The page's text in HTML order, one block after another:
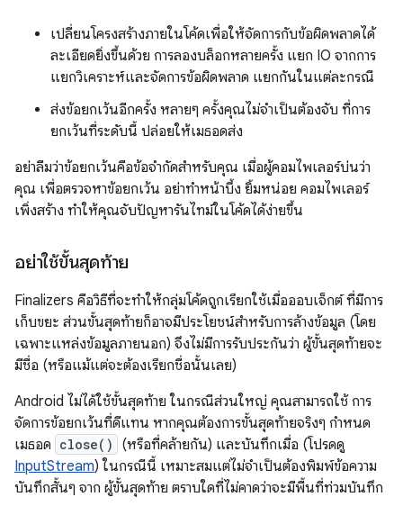
เปลี่ยนโครงสร้างภายในโค้ดเพื่อให้จัดการกับข้อผิดพลาดได้
ละเอียดยิ่งขึ้นด้วย การลองบล็อกหลายครั้ง แยก IO จากการ
แยกวิเคราะห์และจัดการข้อผิดพลาด แยกกันในแต่ละกรณี
ส่งข้อยกเว้นอีกครั้ง หลายๆ ครั้งคุณไม่จำเป็นต้องจับ ที่การ
ยกเว้นที่ระดับนี้ ปล่อยให้เมธอดส่ง
อย่าลืมว่าข้อยกเว้นคือข้อจำกัดสำหรับคุณ เมื่อผู้คอมไพเลอร์บ่นว่า
คุณ เพื่อตรวจหาข้อยกเว้น อย่าทำหน้าบึ้ง ยิ้มหน่อย คอมไพเลอร์
เพิ่งสร้าง ทำให้คุณจับปัญหารันไทม์ในโค้ดได้ง่ายขึ้น
อย่าใช้ขั้นสุดท้าย
Finalizers คือวิธีที่จะทําให้กลุ่มโค้ดถูกเรียกใช้เมื่อออบเจ็กต์ ที่มีการ
เก็บขยะ ส่วนขั้นสุดท้ายก็อาจมีประโยชน์สำหรับการล้างข้อมูล (โดย
เฉพาะแหล่งข้อมูลภายนอก) จึงไม่มีการรับประกันว่า ผู้ขั้นสุดท้ายจะ
มีชื่อ (หรือแม้แต่จะต้องเรียกชื่อนั้นเลย)
Android ไม่ได้ใช้ขั้นสุดท้าย ในกรณีส่วนใหญ่ คุณสามารถใช้ การ
จัดการข้อยกเว้นที่ดีแทน หากคุณต้องการขั้นสุดท้ายจริงๆ กำหนด
เมธอด close()
(หรือที่คล้ายกัน) และบันทึกเมื่อ (โปรดดู
InputStream) ในกรณีนี้ เหมาะสมแต่ไม่จำเป็นต้องพิมพ์ข้อความ
บันทึกสั้นๆ จาก ผู้ขั้นสุดท้าย ตราบใดที่ไม่คาดว่าจะมีพื้นที่ท่วมบันทึก